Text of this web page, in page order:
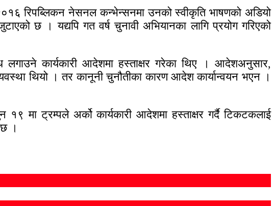
रिपब्लिकन नेसनल कन्भेन्सनमा उनको स्वीकृति भाषणको अडियो
छ । यद्यपि गत वर्ष चुनावी अभियानका लागि प्रयोग गरिएको
लगाउने कार्यकारी आदेशमा हस्ताक्षर गरेका थिए । आदेशअनुसार,
थियो । तर कानूनी चुनौतीका कारण आदेश कार्यान्वयन भएन ।
ट्रम्पले अर्को कार्यकारी आदेशमा हस्ताक्षर गर्दै टिकटकलाई
।